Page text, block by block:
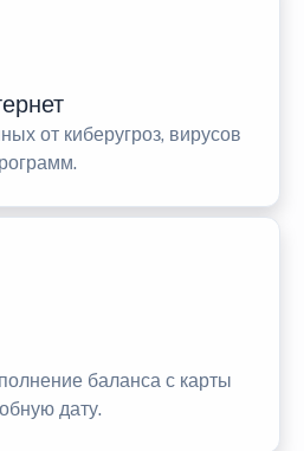
от киберугроз, вирусов
баланса с карты
дату.